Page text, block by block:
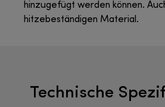
hinzugefügt werden können.
hitzebeständigen Material.
Technische